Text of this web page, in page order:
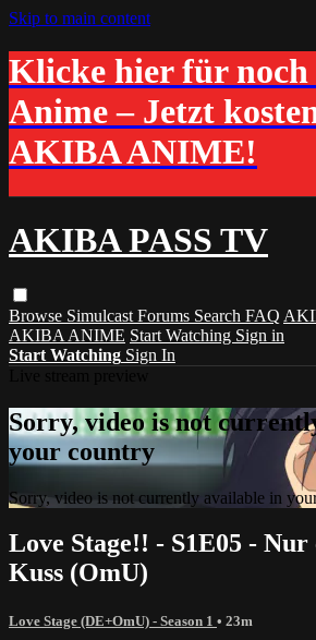
Skip to main content
Klicke hier für noch
Anime – Jetzt
AKIBA ANIME!
AKIBA PASS TV
Browse Simulcast Forums Search FAQ
AKIBA ANIME Start Watching Sign in
Start Watching Sign In
Sorry, video is not
your country
Sorry, video is not currently available in
Love Stage!! - S1E05 -
Kuss (OmU)
Love Stage (DE+OmU) - Season 1 • 23m